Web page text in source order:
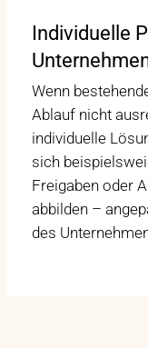
Individuelle
Wenn
Ablauf nicht
individuelle
sich
Freigaben oder
abbilden –
des